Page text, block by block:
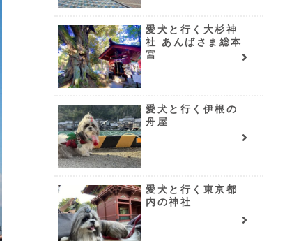
愛犬と行く大杉神
社 あんばさま総本
宮
愛犬と行く伊根の
舟屋
愛犬と行く東京都
内の神社